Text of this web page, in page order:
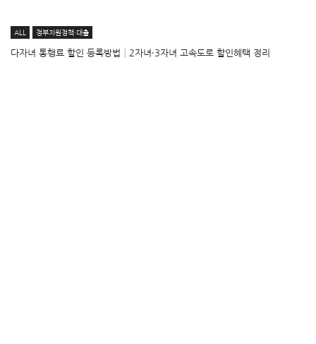
ALL 정부지원정책·대출
다자녀 통행료 할인 등록방법│2자녀·3자녀 고속도로 할인혜택 정리